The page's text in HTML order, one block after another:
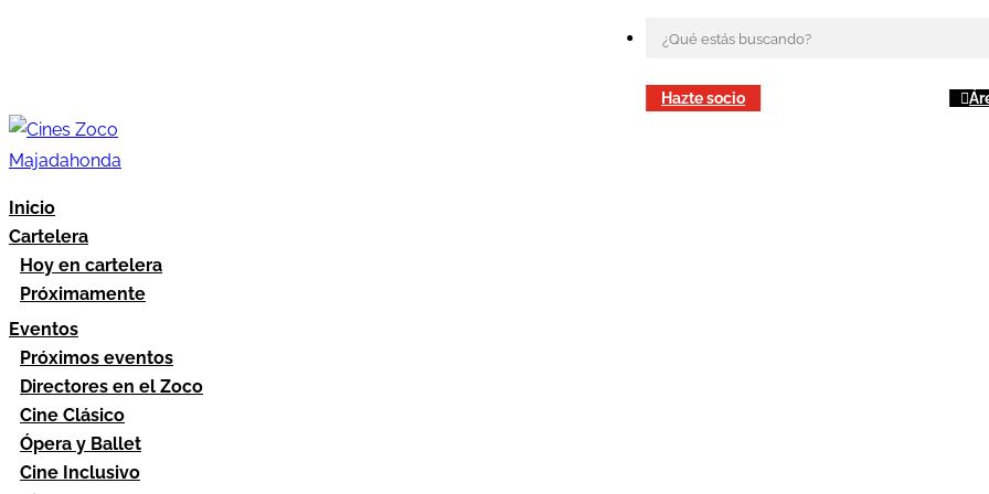
Hazte socio
Inicio
Cartelera
Hoy en cartelera
Próximamente
Eventos
Próximos eventos
Directores en el Zoco
Cine Clásico
Ópera y Ballet
Cine Inclusivo